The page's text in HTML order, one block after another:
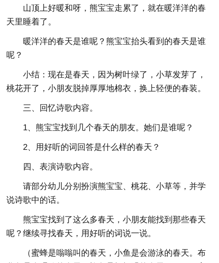
山顶上好暖和呀，熊宝宝走累了，就在暖洋洋的春
天里睡着了。
暖洋洋的春天是谁呢？熊宝宝抬头看到的春天是谁
呢？
小结：现在是春天，因为树叶绿了，小草发芽了，
桃花开了，小朋友脱掉厚厚地棉衣，换上轻便的春装。
三、回忆诗歌内容。
1、熊宝宝找到几个春天的朋友。她们是谁呢？
2、用好听的词回答是什么样的春天？
四、表演诗歌内容。
请部分幼儿分别扮演熊宝宝、桃花、小草等，并学
说诗歌中的话。
熊宝宝找到了这么多春天，小朋友能找到那些春天
呢？继续寻找春天，用好听的词说一说。
（蜜蜂是嗡嗡叫的春天，小鱼是会游泳的春天。布